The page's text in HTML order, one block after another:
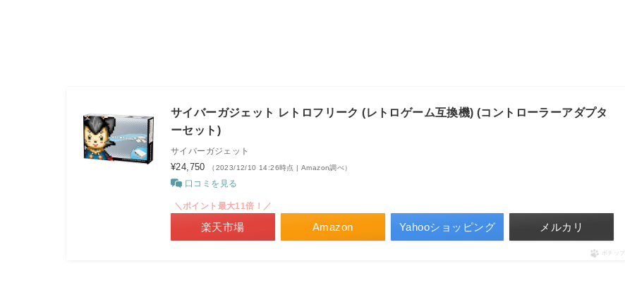
サイバーガジェット レトロフリーク (レトロゲーム互換機) (コントローラーアダプタ
ーセット)
サイバーガジェット
¥24,750 （2023/12/10 14:26時点 | Amazon調べ）
口コミを見る
Amazon
＼ポイント最大11倍！／
楽天市場 Yahooショッピング メルカリ
ポチップ